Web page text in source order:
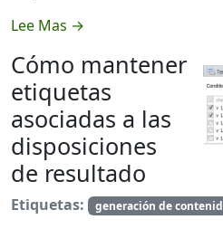
Lee Mas →
Cómo mantener
etiquetas
asociadas a las
disposiciones
de resultado
Etiquetas: generación de